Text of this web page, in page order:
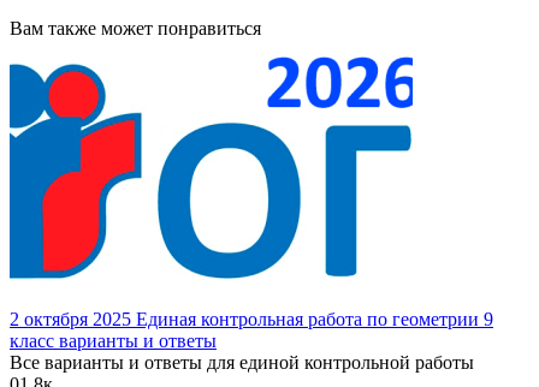
Вам также может понравиться
2 октября 2025 Единая контрольная работа по геометрии 9
класс варианты и ответы
Все варианты и ответы для единой контрольной работы